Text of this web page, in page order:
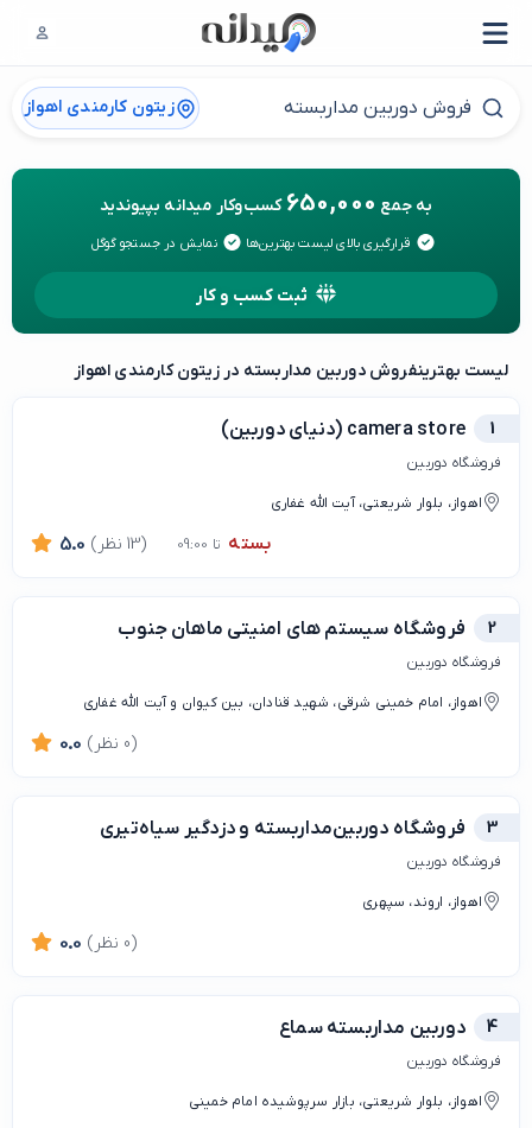
زیتون کارمندی اهواز
به جمع 650,000 کسب‌وکار میدانه بپیوندید
قرارگیری بالای لیست بهترین‌ها نمایش در جستجو گوگل
ثبت کسب و کار
لیست بهترینفروش دوربین مداربسته در زیتون کارمندی اهواز
1 camera store (دنیای دوربین)
فروشگاه‌ دوربین
اهواز، بلوار شریعتی، آیت الله غفاری
بسته تا 09:00 5.0 (13 نظر)
2 فروشگاه سیستم های امنیتی ماهان جنوب
فروشگاه‌ دوربین
اهواز، امام خمینی شرقی، شهید قنادان، بین کیوان و آیت الله غفاری
0.0 (0 نظر)
3 فروشگاه دوربین‌مداربسته و دزدگیر سیاه‌تیری
فروشگاه‌ دوربین
اهواز، اروند، سپهری
0.0 (0 نظر)
4 دوربین مداربسته سماع
فروشگاه‌ دوربین
اهواز، بلوار شریعتی، بازار سرپوشیده امام خمینی